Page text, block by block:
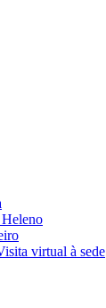
virtual à sede